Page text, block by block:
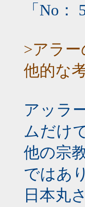
「No
>アラ
他的な
アッラ
ムだけ
他の宗
ではあ
日本丸